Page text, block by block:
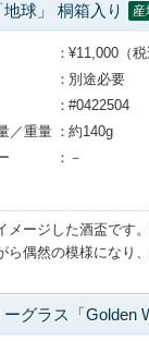
球」 桐箱入り 産
¥11,000（税
別途必要
#0422504
／重量
約140g
－
メージした酒盃です
ら偶然の模様になり
グラス「Golden